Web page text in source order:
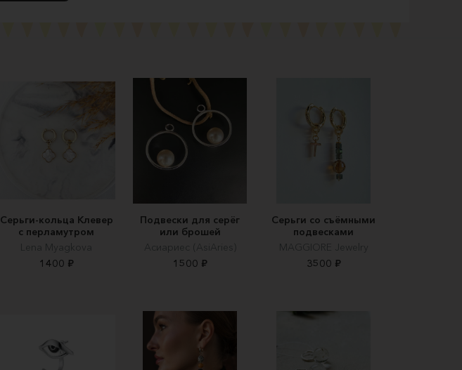
Серьги-кольца Клевер
с перламутром
Lena Myagkova
1400 ₽
Подвески для серёг
или брошей
Асиариес (AsiAries)
1500 ₽
Серьги со съёмными
подвесками
MAGGIORE Jewelry
3500 ₽